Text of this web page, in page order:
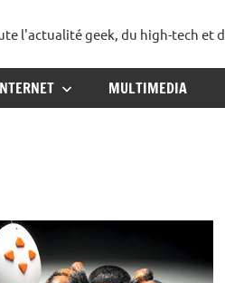
l'actualité geek, du high-tech et
MULTIMEDIA